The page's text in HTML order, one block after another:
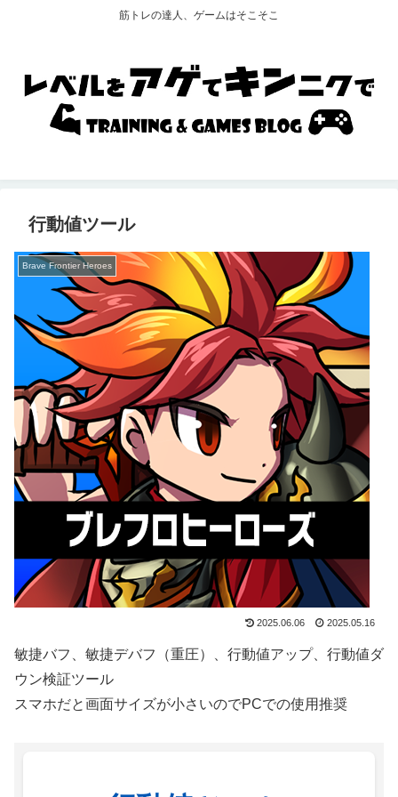
筋トレの達人、ゲームはそこそこ
行動値ツール
Brave Frontier Heroes
2025.06.06 2025.05.16
敏捷バフ、敏捷デバフ（重圧）、行動値アップ、行動値ダ
ウン検証ツール
スマホだと画面サイズが小さいのでPCでの使用推奨